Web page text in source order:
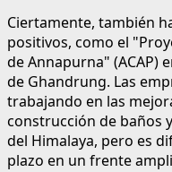
Ciertamente, también
positivos, como el
de Annapurna" (ACAP)
de Ghandrung. Las
trabajando en las
construcción de baños
del Himalaya, pero es
plazo en un frente